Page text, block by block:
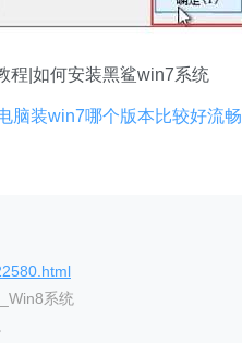
程|如何安装黑鲨win7系统
脑装win7哪个版本比较好流畅
系统